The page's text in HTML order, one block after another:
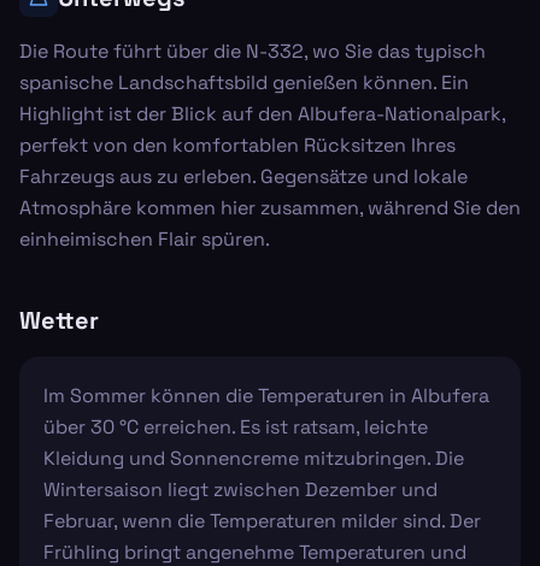
Die Route führt über die N-332, wo Sie das typisch
spanische Landschaftsbild genießen können. Ein
Highlight ist der Blick auf den Albufera-Nationalpark,
perfekt von den komfortablen Rücksitzen Ihres
Fahrzeugs aus zu erleben. Gegensätze und lokale
Atmosphäre kommen hier zusammen, während Sie den
einheimischen Flair spüren.
Wetter
Im Sommer können die Temperaturen in Albufera
über 30 °C erreichen. Es ist ratsam, leichte
Kleidung und Sonnencreme mitzubringen. Die
Wintersaison liegt zwischen Dezember und
Februar, wenn die Temperaturen milder sind. Der
Frühling bringt angenehme Temperaturen und